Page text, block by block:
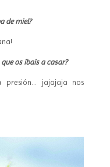
de miel?
os ibais a casar?
presión… jajajaja nos